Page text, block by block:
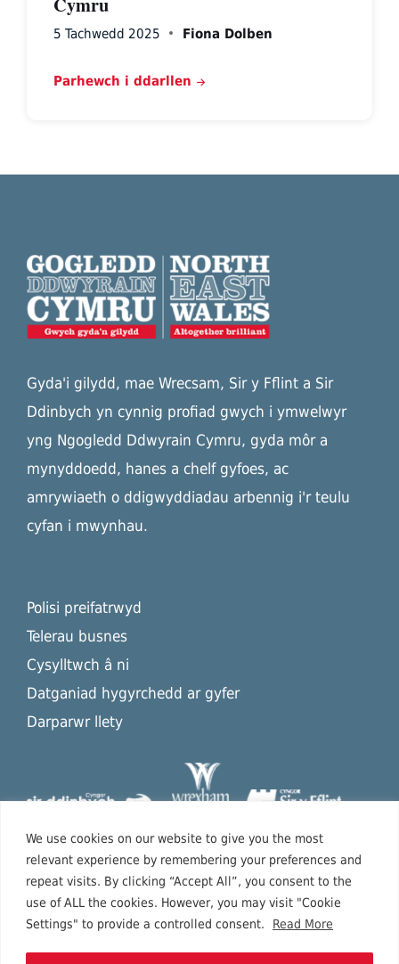
We use cookies on our website to give you the most
relevant experience by remembering your preferences and
repeat visits. By clicking “Accept All”, you consent to the
use of ALL the cookies. However, you may visit "Cookie
Settings" to provide a controlled consent.
Read More
5 Tachwedd 2025 Fiona Dolben
Parhewch i ddarllen
Gyda'i gilydd, mae Wrecsam, Sir y Fflint a Sir
Ddinbych yn cynnig profiad gwych i ymwelwyr
yng Ngogledd Ddwyrain Cymru, gyda môr a
mynyddoedd, hanes a chelf gyfoes, ac
amrywiaeth o ddigwyddiadau arbennig i'r teulu
cyfan i mwynhau.
Polisi preifatrwyd
Telerau busnes
Cysylltwch â ni
Datganiad hygyrchedd ar gyfer
Darparwr llety